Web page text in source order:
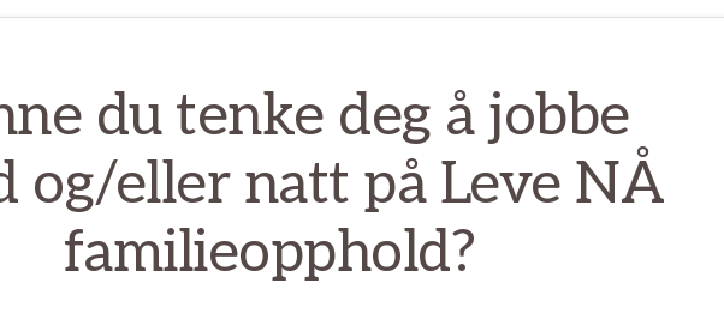
du tenke deg å jobbe
og/eller natt på Leve NÅ
familieopphold?